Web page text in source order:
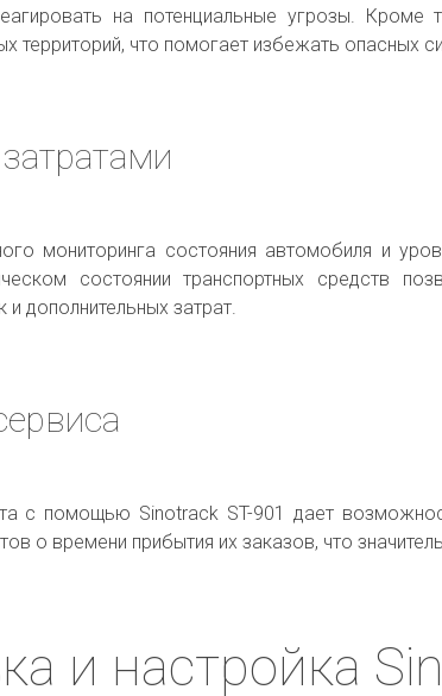
на потенциальные угрозы. Кроме
территорий, что помогает избежать опасных
мониторинга состояния автомобиля и
состоянии транспортных средств
дополнительных затрат.
с помощью Sinotrack ST-901 дает
о времени прибытия их заказов, что
и настройка